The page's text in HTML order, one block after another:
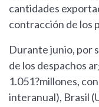
cantidades
contracción de los
Durante junio, por
de los despachos
1.051?millones,
interanual), Brasil